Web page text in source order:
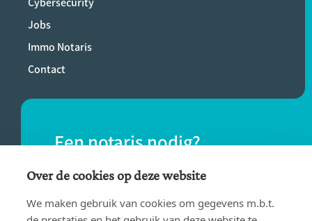
Jobs
Immo Notaris
Contact
Een notaris nodig?
Vind eenvoudig een notaris bij jou in de
buurt.
Over de cookies op deze website
We maken gebruik van cookies om gegevens m.b.t.